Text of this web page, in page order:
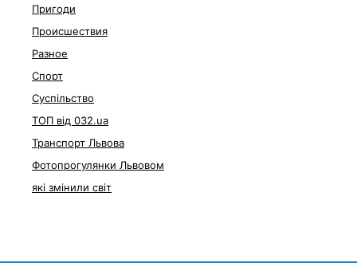
Пригоди
Происшествия
Разное
Спорт
Суспільство
ТОП від 032.ua
Транспорт Львова
Фотопрогулянки Львовом
які змінили світ